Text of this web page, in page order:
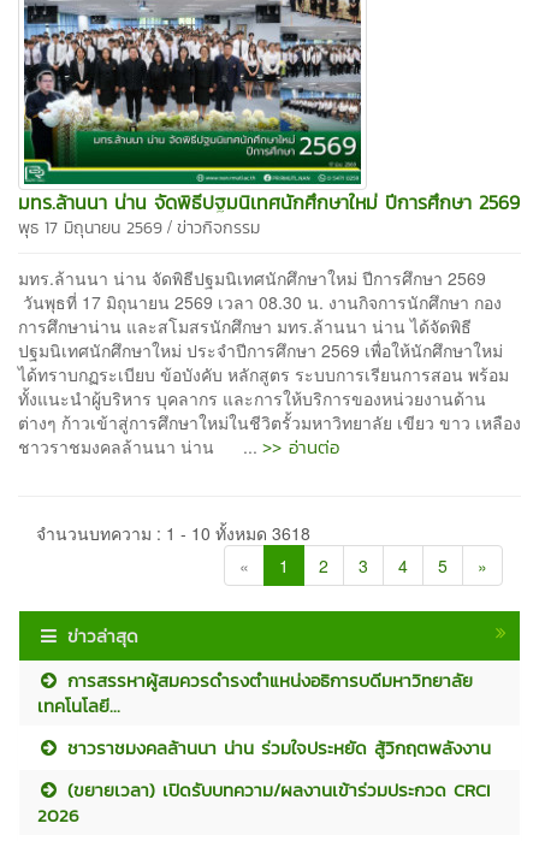
มทร.ล้านนา น่าน จัดพิธีปฐมนิเทศนักศึกษาใหม่ ปีการศึกษา 2569
พุธ 17 มิถุนายน 2569 / ข่าวกิจกรรม
มทร.ล้านนา น่าน จัดพิธีปฐมนิเทศนักศึกษาใหม่ ปีการศึกษา 2569
วันพุธที่ 17 มิถุนายน 2569 เวลา 08.30 น. งานกิจการนักศึกษา กอง
การศึกษาน่าน และสโมสรนักศึกษา มทร.ล้านนา น่าน ได้จัดพิธี
ปฐมนิเทศนักศึกษาใหม่ ประจำปีการศึกษา 2569 เพื่อให้นักศึกษาใหม่
ได้ทราบกฏระเบียบ ข้อบังคับ หลักสูตร ระบบการเรียนการสอน พร้อม
ทั้งแนะนำผู้บริหาร บุคลากร และการให้บริการของหน่วยงานด้าน
ต่างๆ ก้าวเข้าสู่การศึกษาใหม่ในชีวิตรั้วมหาวิทยาลัย เขียว ขาว เหลือง
ชาวราชมงคลล้านนา น่าน ... >> อ่านต่อ
จำนวนบทความ : 1 - 10 ทั้งหมด 3618
«
1 2 3 4 5 »
ข่าวล่าสุด
การสรรหาผู้สมควรดำรงตำแหน่งอธิการบดีมหาวิทยาลัย
เทคโนโลยี...
ชาวราชมงคลล้านนา น่าน ร่วมใจประหยัด สู้วิกฤตพลังงาน
(ขยายเวลา) เปิดรับบทความ/ผลงานเข้าร่วมประกวด CRCI
2026